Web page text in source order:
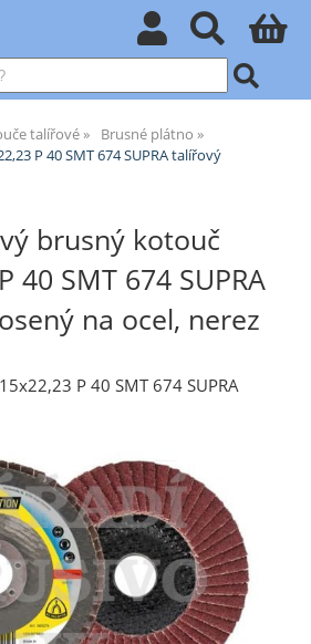
talířové
Brusné plátno
P 40 SMT 674 SUPRA talířový
brusný kotouč
40 SMT 674 SUPRA
na ocel, nerez
P 40 SMT 674 SUPRA